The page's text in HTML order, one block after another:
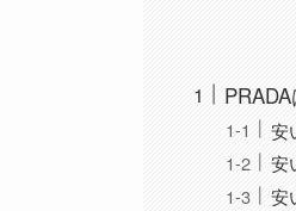
安
安
安